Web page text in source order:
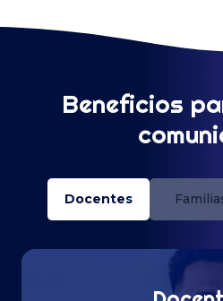
Beneficios
Docentes